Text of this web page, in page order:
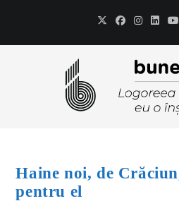
Haine noi, de
pentru el